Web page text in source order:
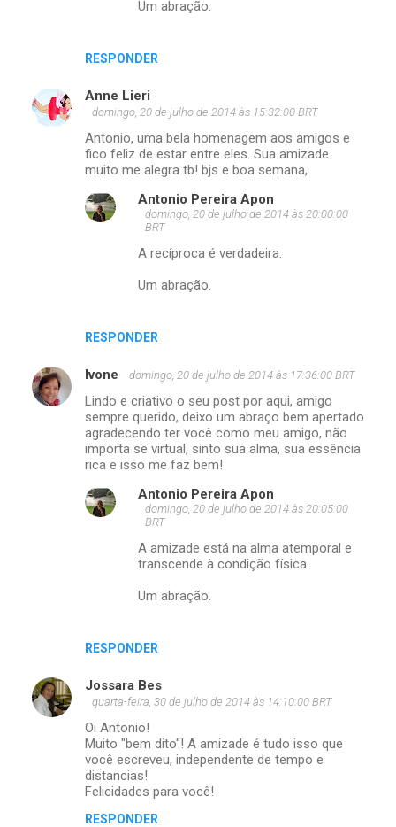
RESPONDER
Um abração.
Anne Lieri
domingo, 20 de julho de 2014 às 15:32:00 BRT
Antonio, uma bela homenagem aos amigos e
fico feliz de estar entre eles. Sua amizade
muito me alegra tb! bjs e boa semana,
RESPONDER
Antonio Pereira Apon
domingo, 20 de julho de 2014 às 20:00:00
BRT
A recíproca é verdadeira.
Um abração.
Ivone domingo, 20 de julho de 2014 às 17:36:00 BRT
Lindo e criativo o seu post por aqui, amigo
sempre querido, deixo um abraço bem apertado
agradecendo ter você como meu amigo, não
importa se virtual, sinto sua alma, sua essência
rica e isso me faz bem!
RESPONDER
Antonio Pereira Apon
domingo, 20 de julho de 2014 às 20:05:00
BRT
A amizade está na alma atemporal e
transcende à condição física.
Um abração.
Jossara Bes
quarta-feira, 30 de julho de 2014 às 14:10:00 BRT
Oi Antonio!
Muito "bem dito"! A amizade é tudo isso que
você escreveu, independente de tempo e
distancias!
Felicidades para você!
RESPONDER